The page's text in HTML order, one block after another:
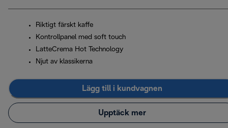
Riktigt färskt kaffe
Kontrollpanel med soft touch
LatteCrema Hot Technology
Njut av klassikerna
Lägg till i kundvagnen
Upptäck mer